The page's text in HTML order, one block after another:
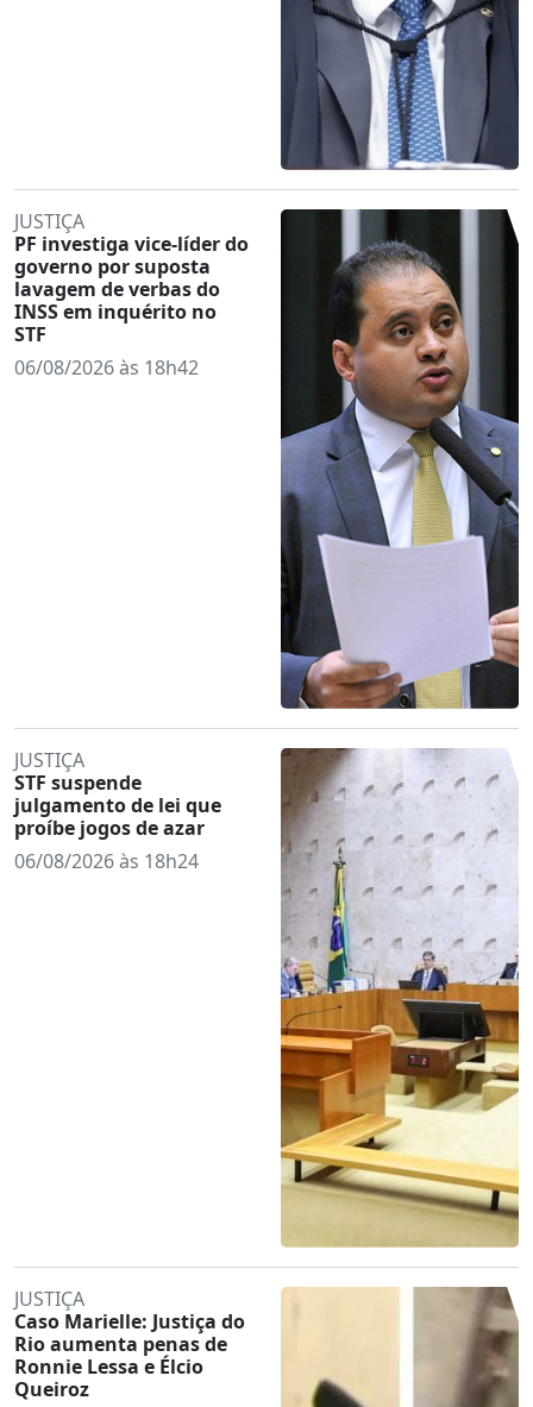
JUSTIÇA
PF investiga vice-líder do
governo por suposta
lavagem de verbas do
INSS em inquérito no
STF
06/08/2026 às 18h42
JUSTIÇA
STF suspende
julgamento de lei que
proíbe jogos de azar
06/08/2026 às 18h24
JUSTIÇA
Caso Marielle: Justiça do
Rio aumenta penas de
Ronnie Lessa e Élcio
Queiroz